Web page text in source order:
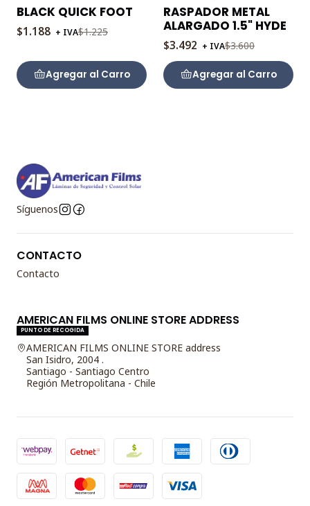
-3%
OFF
BLACK QUICK FOOT
$1.188 + IVA$1.225
Agregar al Carro
-3%
OFF
RASPADOR METAL
ALARGADO 1.5" HYDE
$3.492 + IVA$3.600
Agregar al Carro
Síguenos
CONTACTO
Contacto
AMERICAN FILMS ONLINE STORE ADDRESS
PUNTO DE RECOGIDA
AMERICAN FILMS ONLINE STORE address
San Isidro, 2004 .
Santiago - Santiago Centro
Región Metropolitana - Chile